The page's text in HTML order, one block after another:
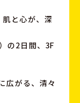
と心が、深
の2日間、3F
広がる、清々